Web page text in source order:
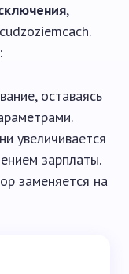
,
оставаясь
увеличивается
зарплаты.
заменяется на